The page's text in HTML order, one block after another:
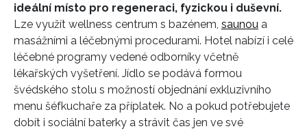
ideální místo pro regeneraci, fyzickou i duševní.
Lze využít wellness centrum s bazénem, saunou a
masážními a léčebnými procedurami. Hotel nabízí i celé
léčebné programy vedené odborníky včetně
lékařských vyšetření. Jídlo se podává formou
švédského stolu s možností objednání exkluzivního
menu šéfkuchaře za příplatek. No a pokud potřebujete
dobít i sociální baterky a strávit čas jen ve své